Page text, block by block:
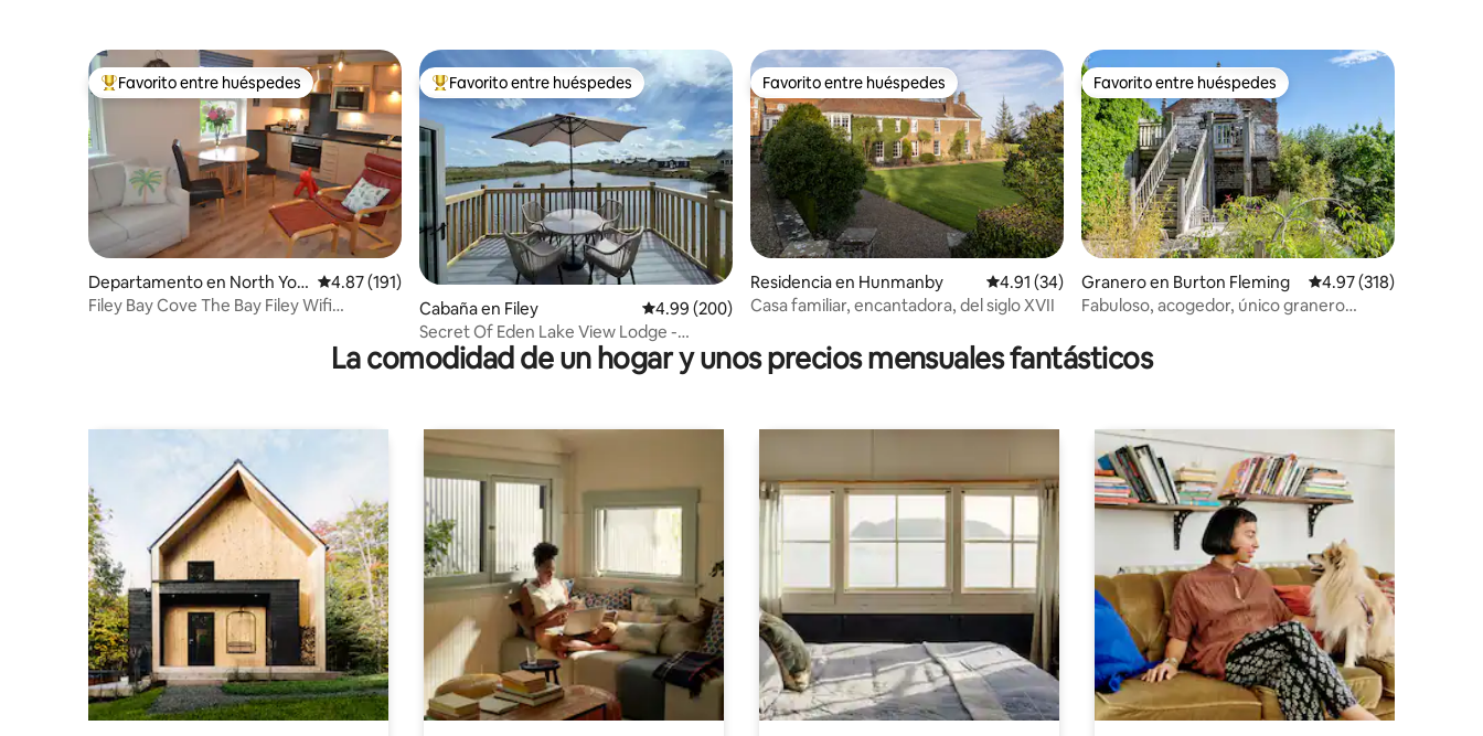
De los mejores en Favorito entre huéspedes
Favorito entre huéspedes
Departamento en North Yor
kshire
Calificación promedio: 4.87 de 5; 191 evaluaciones
4.87 (191)
Filey Bay Cove The Bay Filey Wifi
De los mejores en Favorito entre huéspedes
Favorito entre huéspedes
Cabaña en Filey Calificación promedio: 4.99 de 5; 200 evaluaciones
4.99 (200)
Secret Of Eden Lake View Lodge -
Mascotas/Playa/E.V
Favorito entre huéspedes
Favorito entre huéspedes
Residencia en Hunmanby Calificación promedio: 4.91 de 5; 34 evaluaciones
4.91 (34)
Casa familiar, encantadora, del siglo XVII
Favorito entre huéspedes
Favorito entre huéspedes
Granero en Burton Fleming Calificación promedio:
4.97 (318)
Fabuloso, acogedor, único granero
La comodidad de un hogar y unos precios mensuales fantásticos